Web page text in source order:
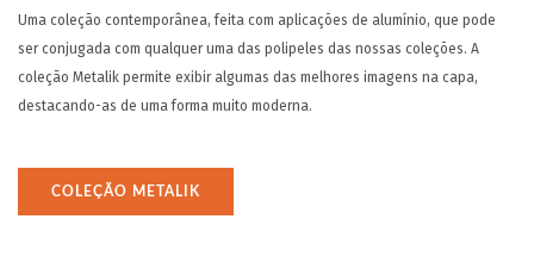
Uma coleção contemporânea, feita com aplicações de alumínio, que pode
ser conjugada com qualquer uma das polipeles das nossas coleções. A
coleção Metalik permite exibir algumas das melhores imagens na capa,
destacando-as de uma forma muito moderna.
COLEÇÃO METALIK